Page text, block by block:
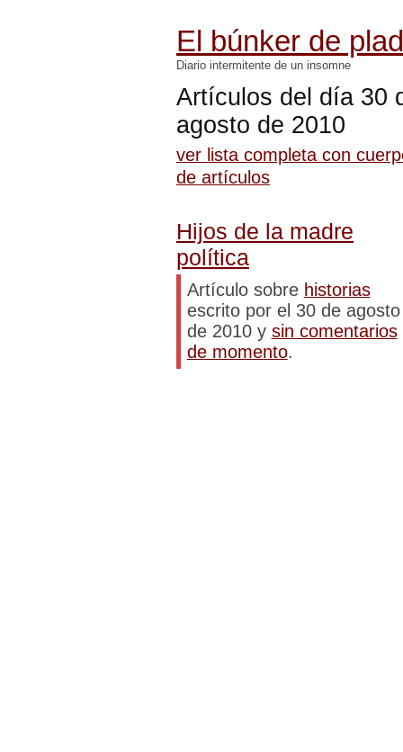
El búnker de
Diario intermitente de un insomne
Artículos del día 30
agosto de 2010
ver lista completa con
de artículos
Hijos de la madre
política
Artículo sobre historias
escrito por el 30 de agosto
de 2010 y sin comentarios
de momento.